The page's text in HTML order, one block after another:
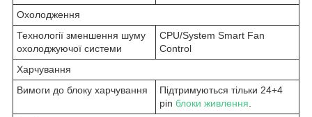
Охолодження
Технології зменшення шуму
охолоджуючої системи
CPU/System Smart Fan
Control
Харчування
Вимоги до блоку харчування
Підтримуються тільки 24+4
pin блоки живлення